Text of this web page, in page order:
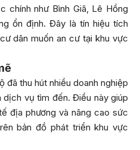
chính như Bình Giã, Lê Hồng
ổn định. Đây là tín hiệu tích
dân muốn an cư tại khu vực
đã thu hút nhiều doanh nghiệp
dịch vụ tìm đến. Điều này giúp
địa phương và nâng cao sức
bản đồ phát triển khu vực